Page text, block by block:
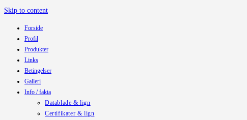
Skip to content
Forside
Profil
Produkter
Links
Betingelser
Galleri
Info / fakta
Datablade & lign
Certifikater & lign